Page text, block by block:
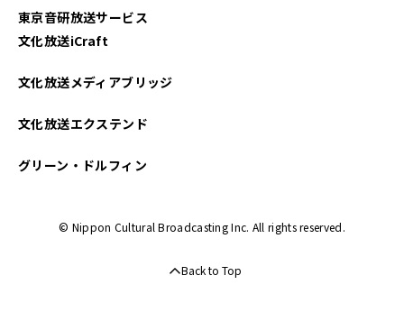
東京音研放送サービス
文化放送iCraft
文化放送メディアブリッジ
文化放送エクステンド
グリーン・ドルフィン
© Nippon Cultural Broadcasting Inc. All rights reserved.
Back to Top